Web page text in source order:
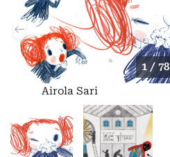
1 / 78
Airola Sari